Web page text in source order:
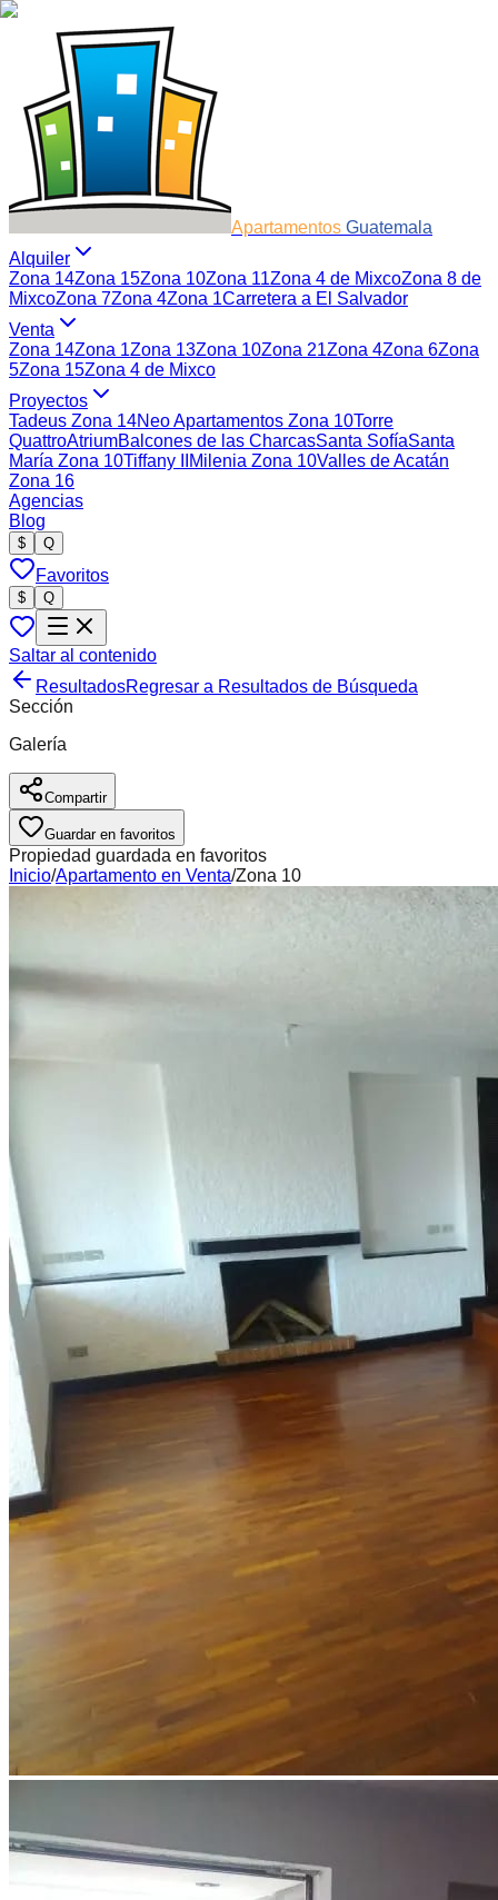
Apartamentos Guatemala
Alquiler
Zona 14Zona 15Zona 10Zona 11Zona 4 de MixcoZona 8 de
MixcoZona 7Zona 4Zona 1Carretera a El Salvador
Venta
Zona 14Zona 1Zona 13Zona 10Zona 21Zona 4Zona 6Zona
5Zona 15Zona 4 de Mixco
Proyectos
Tadeus Zona 14Neo Apartamentos Zona 10Torre
QuattroAtriumBalcones de las CharcasSanta SofíaSanta
María Zona 10Tiffany II Milenia Zona 10Valles de Acatán
Zona 16
Agencias
Blog
$ Q
Favoritos
$ Q
Saltar al contenido
ResultadosRegresar a Resultados de Búsqueda
Sección
Galería
Compartir
Guardar en favoritos
Propiedad guardada en favoritos
Inicio/Apartamento en Venta/Zona 10